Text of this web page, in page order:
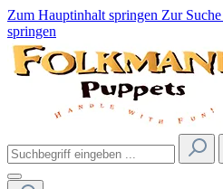
Zum Hauptinhalt springen Zur
springen